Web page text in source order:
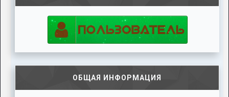
ОБЩАЯ ИНФОРМАЦИЯ